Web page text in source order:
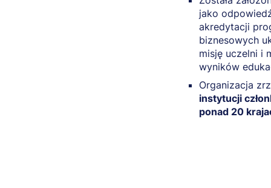
jako
akredytacji
biznesowych
misję uczelni i
wyników
Organizacja
instytucji
ponad 20